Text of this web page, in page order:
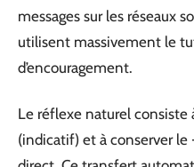
messages sur les réseaux
utilisent massivement le
d’encouragement.
Le réflexe naturel
(indicatif) et à conserver le